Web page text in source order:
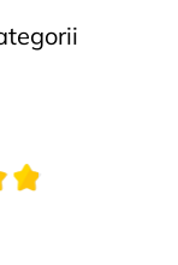
klientów
5